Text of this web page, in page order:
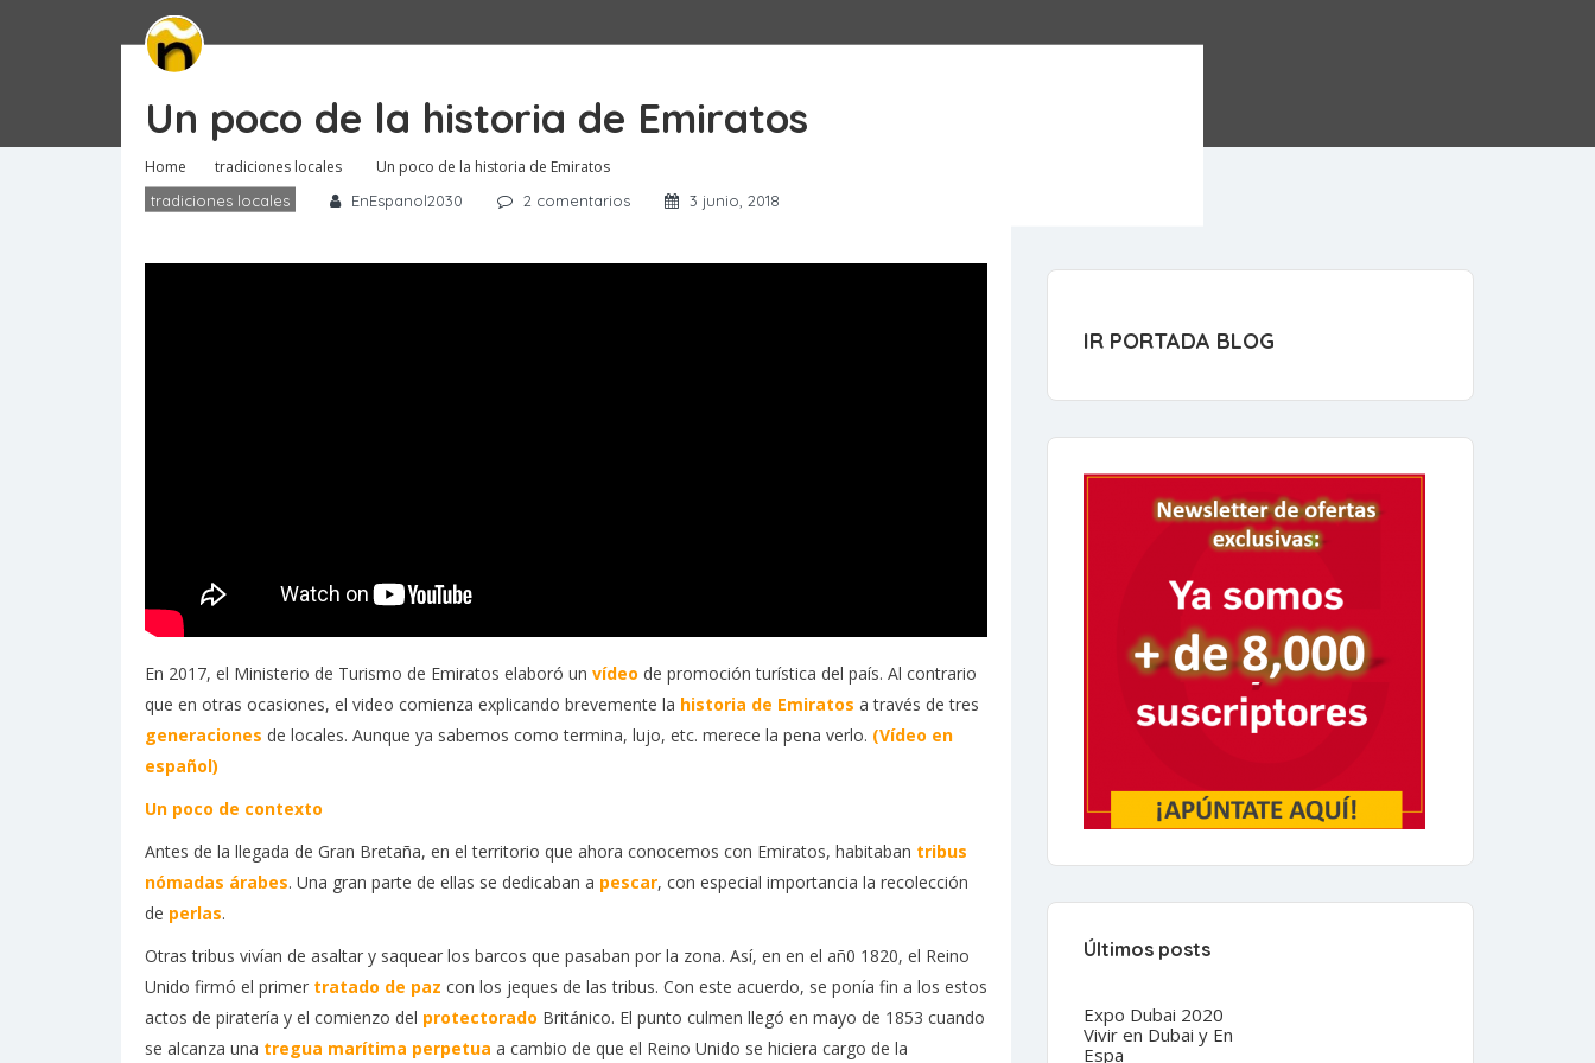
Un poco de la historia de Emiratos
Home tradiciones locales Un poco de la historia de Emiratos
tradiciones locales EnEspanol2030 2 comentarios 3 junio, 2018
En 2017, el Ministerio de Turismo de Emiratos elaboró un vídeo de promoción turística del país. Al contrario
que en otras ocasiones, el video comienza explicando brevemente la historia de Emiratos a través de tres
generaciones de locales. Aunque ya sabemos como termina, lujo, etc. merece la pena verlo. (Vídeo en
español)
Un poco de contexto
Antes de la llegada de Gran Bretaña, en el territorio que ahora conocemos con Emiratos, habitaban tribus
nómadas árabes. Una gran parte de ellas se dedicaban a pescar, con especial importancia la recolección
de perlas.
Otras tribus vivían de asaltar y saquear los barcos que pasaban por la zona. Así, en en el añ0 1820, el Reino
Unido firmó el primer tratado de paz con los jeques de las tribus. Con este acuerdo, se ponía fin a los estos
actos de piratería y el comienzo del protectorado Británico. El punto culmen llegó en mayo de 1853 cuando
se alcanza una tregua marítima perpetua a cambio de que el Reino Unido se hiciera cargo de la
IR PORTADA BLOG
Últimos posts
Expo Dubai 2020
Vivir en Dubai y En
Espa